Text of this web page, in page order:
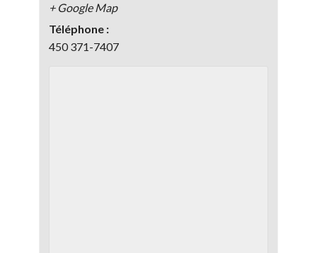
+ Google Map
Téléphone :
450 371-7407